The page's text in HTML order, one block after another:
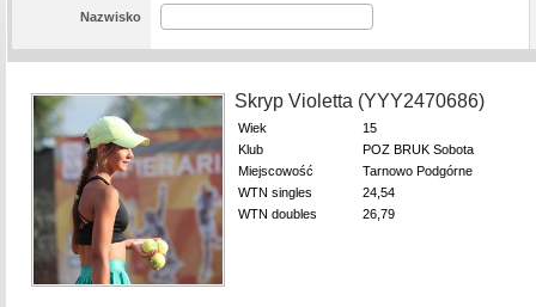
Nazwisko
Skryp Violetta (YYY2470686)
Wiek
15
Klub
POZ BRUK Sobota
Miejscowość
Tarnowo Podgórne
WTN singles
24,54
WTN doubles
26,79